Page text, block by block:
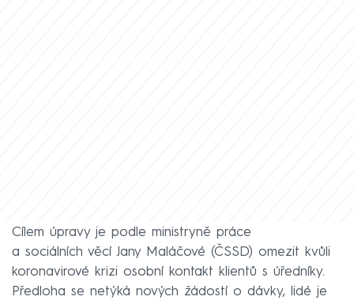
Cílem úpravy je podle ministryně práce
a sociálních věcí Jany Maláčové (ČSSD) omezit kvůli
koronavirové krizi osobní kontakt klientů s úředníky.
Předloha se netýká nových žádostí o dávky, lidé je